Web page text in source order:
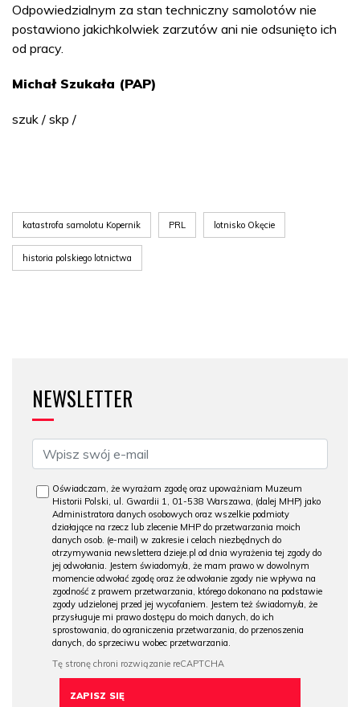
Odpowiedzialnym za stan techniczny samolotów nie
postawiono jakichkolwiek zarzutów ani nie odsunięto ich
od pracy.
Michał Szukała (PAP)
szuk / skp /
katastrofa samolotu Kopernik PRL lotnisko Okęcie
historia polskiego lotnictwa
NEWSLETTER
Oświadczam, że wyrażam zgodę oraz upoważniam Muzeum
Historii Polski, ul. Gwardii 1, 01-538 Warszawa, (dalej MHP) jako
Administratora danych osobowych oraz wszelkie podmioty
działające na rzecz lub zlecenie MHP do przetwarzania moich
danych osob. (e-mail) w zakresie i celach niezbędnych do
otrzymywania newslettera dzieje.pl od dnia wyrażenia tej zgody do
jej odwołania. Jestem świadomy/a, że mam prawo w dowolnym
momencie odwołać zgodę oraz że odwołanie zgody nie wpływa na
zgodność z prawem przetwarzania, którego dokonano na podstawie
zgody udzielonej przed jej wycofaniem. Jestem też świadomy/a, że
przysługuje mi prawo dostępu do moich danych, do ich
sprostowania, do ograniczenia przetwarzania, do przenoszenia
danych, do sprzeciwu wobec przetwarzania.